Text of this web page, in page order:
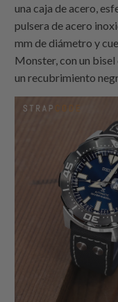
una caja de acero,
pulsera de acero
mm de diámetro y
Monster, con un
un recubrimiento